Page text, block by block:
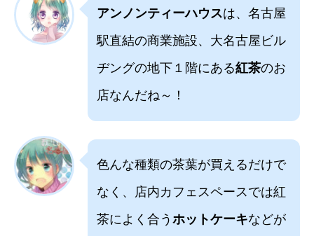
アンノンティーハウスは、名古屋
駅直結の商業施設、大名古屋ビル
ヂングの地下１階にある紅茶のお
店なんだね～！
色んな種類の茶葉が買えるだけで
なく、店内カフェスペースでは紅
茶によく合う ホットケーキなどが